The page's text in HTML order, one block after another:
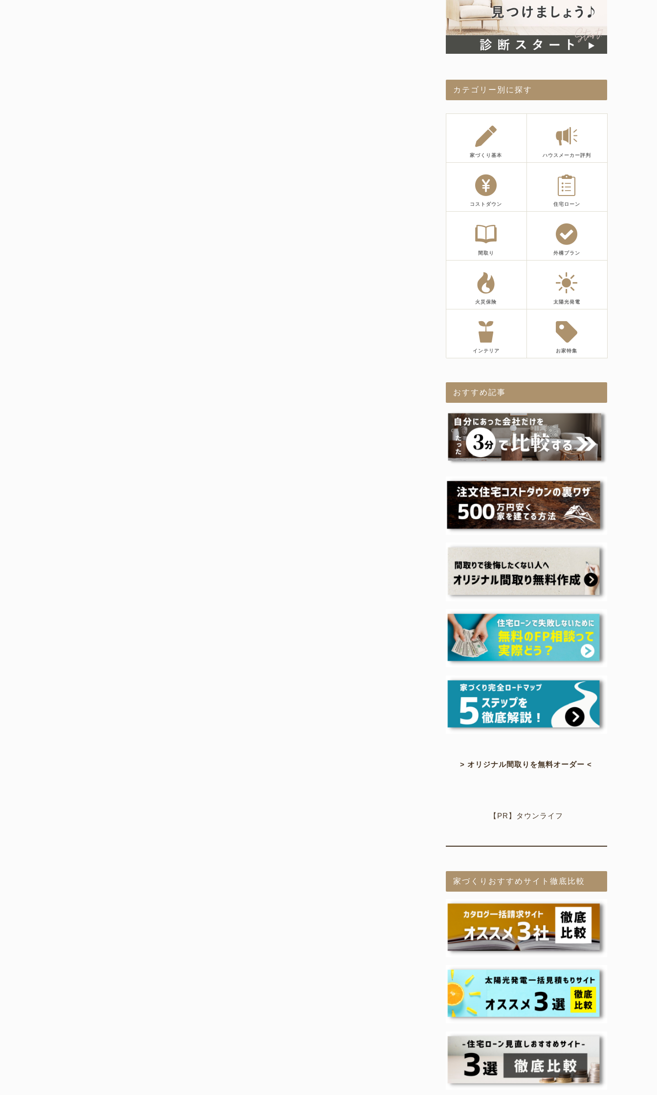
カテゴリー別に探す
家づくり基本 ハウスメーカー評判
コストダウン 住宅ローン
間取り 外構プラン
火災保険 太陽光発電
インテリア お家特集
おすすめ記事
> オリジナル間取りを無料オーダー <
【PR】タウンライフ
家づくりおすすめサイト徹底比較